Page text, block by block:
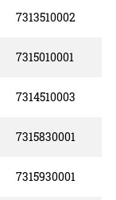
7313510002
7315010001
7314510003
7315830001
7315930001